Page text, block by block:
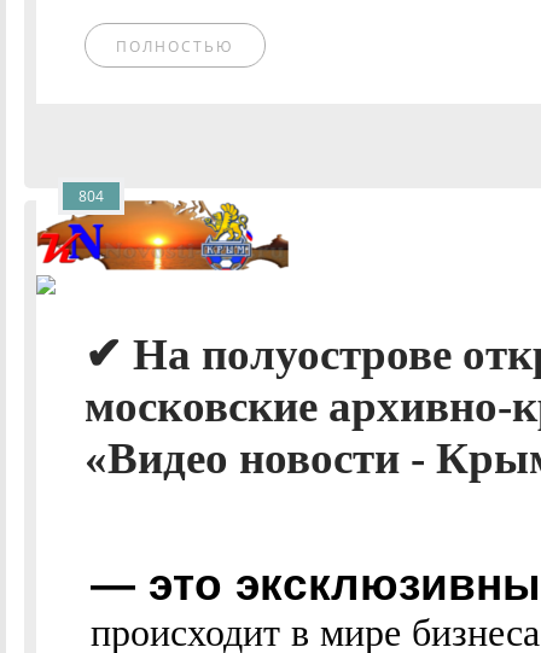
ПОЛНОСТЬЮ
✔ На полуострове
московские архивно-
«Видео новости -
— это
происходит в мире
804